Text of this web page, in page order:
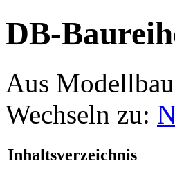
DB-
Aus
Wechseln zu:
Inhaltsverzeichnis